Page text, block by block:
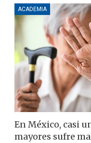
ACADEMIA
En México, casi
mayores sufre